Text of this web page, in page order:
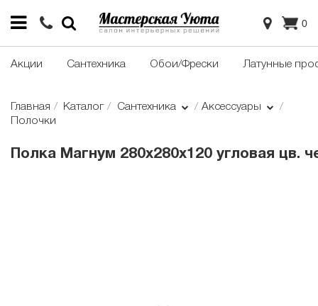
0
Акции Сантехника Обои/Фрески Латунные
Главная Каталог Сантехника
Аксессуары
Полочки
Полка Магнум 280х280х120 угловая цв.